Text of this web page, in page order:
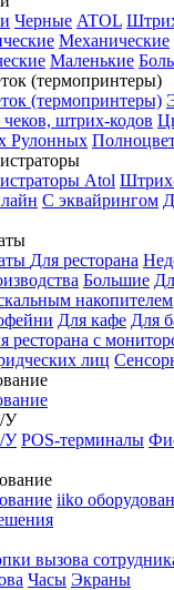
Черные ATOL
Механические
Маленькие
(термопринтеры)
(термопринтеры)
штрих-кодов
Рулонных
Atol
С эквайрингом
Для ресторана
Большие
накопителем
Для кафе Для
ресторана с
лиц
У
У POS-терминалы
iiko
вызова
Часы Экраны